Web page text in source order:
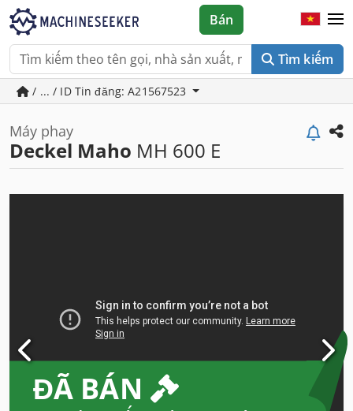
Tìm kiếm
Bán
/ ... / ID Tin đăng: A21567523
Máy phay
Deckel Maho MH 600 E
ĐÃ BÁN